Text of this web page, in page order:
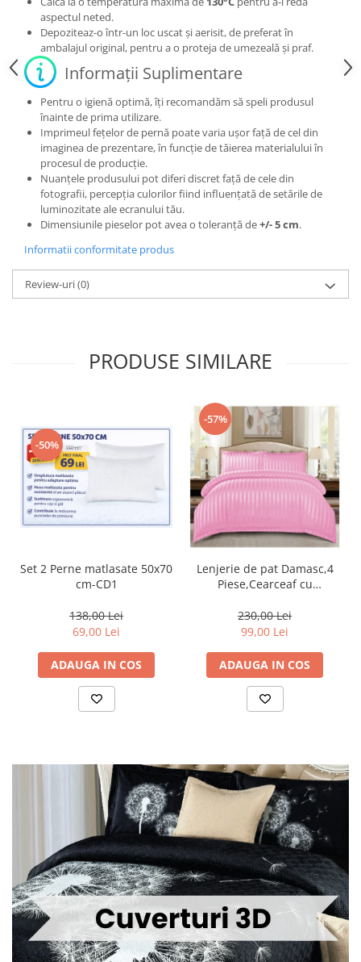
aspectul neted.
Depoziteaz-o într-un loc uscat și aerisit, de preferat în
ambalajul original, pentru a o proteja de umezeală și praf.
Informații Suplimentare
Pentru o igienă optimă, îți recomandăm să speli produsul
înainte de prima utilizare.
Imprimeul fețelor de pernă poate varia ușor față de cel din
imaginea de prezentare, în funcție de tăierea materialului în
procesul de producție.
Nuanțele produsului pot diferi discret față de cele din
fotografii, percepția culorilor fiind influențată de setările de
luminozitate ale ecranului tău.
Dimensiunile pieselor pot avea o toleranță de+/- 5 cm.
Informatii conformitate produs
Review-uri(0)
PRODUSE SIMILARE
-50%
Set 2 Perne matlasate 50x70
cm-CD1
138,00 Lei
69,00 Lei
ADAUGA IN COS
-57%
Lenjerie de pat Damasc,4
Piese,Cearceaf cu
230,00 Lei
99,00 Lei
ADAUGA IN COS